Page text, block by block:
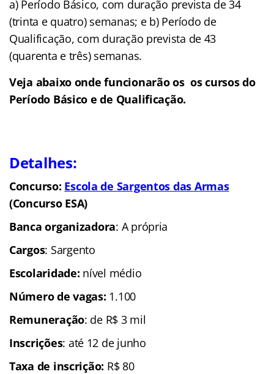
a) Período Básico, com duração prevista de 34
(trinta e quatro) semanas; e b) Período de
Qualificação, com duração prevista de 43
(quarenta e três) semanas.
Veja abaixo onde funcionarão os os cursos do
Período Básico e de Qualificação.
Detalhes:
Concurso: Escola de Sargentos das Armas
(Concurso ESA)
Banca organizadora: A própria
Cargos: Sargento
Escolaridade: nível médio
Número de vagas: 1.100
Remuneração: de R$ 3 mil
Inscrições: até 12 de junho
Taxa de inscrição: R$ 80